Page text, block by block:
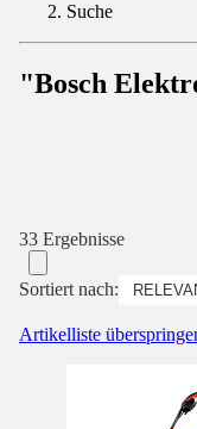
Suche
"Bosch
33 Ergebnisse
Sortiert nach:
Artikelliste